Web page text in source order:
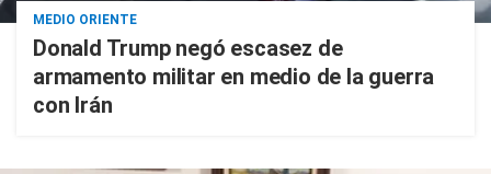
MEDIO ORIENTE
Donald Trump negó escasez de
armamento militar en medio de la guerra
con Irán